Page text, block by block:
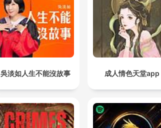
吳淡如人生不能沒故事 成人情色天堂app